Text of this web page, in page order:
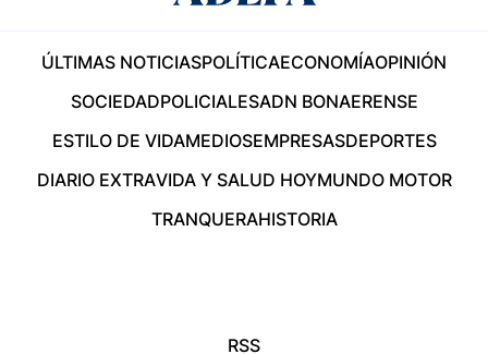
ÚLTIMAS NOTICIASPOLÍTICAECONOMÍAOPINIÓN
SOCIEDADPOLICIALESADN BONAERENSE
ESTILO DE VIDAMEDIOSEMPRESASDEPORTES
DIARIO EXTRAVIDA Y SALUD HOYMUNDO MOTOR
TRANQUERAHISTORIA
RSS